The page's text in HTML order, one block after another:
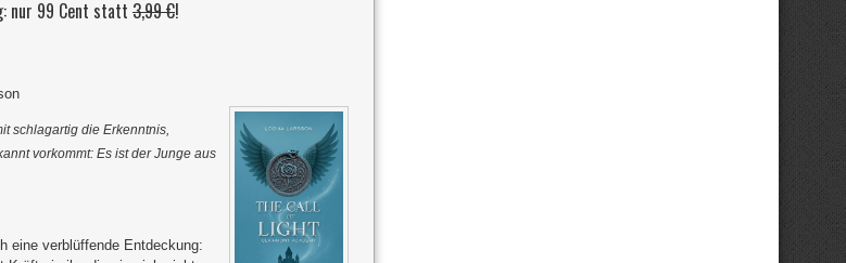
nur 99 Cent statt 3,99 €!
schlagartig die Erkenntnis,
vorkommt: Es ist der Junge aus
eine verblüffende Entdeckung: